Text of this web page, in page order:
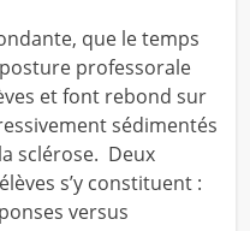
que le temps
professorale
et font rebond sur
sédimentés
sclérose. Deux
s’y constituent :
versus